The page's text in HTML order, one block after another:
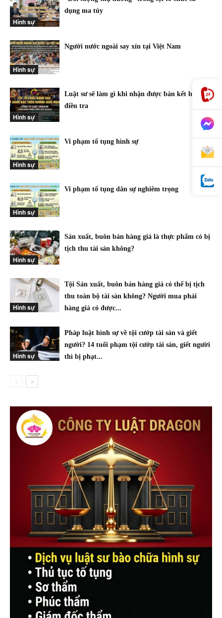
Hình sự
dụng ma túy
Hình sự
Người nước ngoài say xỉn tại Việt Nam
Hình sự
Luật sư sẽ làm gì khi nhận được bản kết luận
điều tra
Hình sự
Vi phạm tố tụng hình sự
Hình sự
Vi phạm tố tụng dân sự nghiêm trọng
Hình sự
Sản xuất, buôn bán hàng giả là thực phẩm có bị
tịch thu tài sản không?
Hình sự
Tội Sản xuất, buôn bán hàng giả có thể bị tịch
thu toàn bộ tài sản không? Người mua phải
hàng giả có được...
Hình sự
Pháp luật hình sự về tội cướp tài sản và giết
người? 14 tuổi phạm tội cướp tài sản, giết người
thì bị phạt...